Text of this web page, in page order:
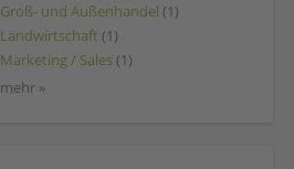
Groß- und Außenhandel (1)
Landwirtschaft (1)
Marketing / Sales (1)
mehr »